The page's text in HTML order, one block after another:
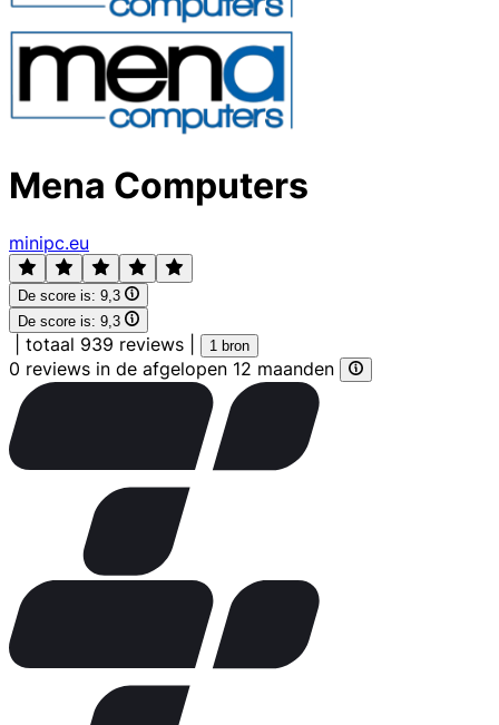
Mena Computers
minipc.eu
De score is: 9,3
De score is: 9,3
totaal 939 reviews 1 bron
0 reviews in de afgelopen 12 maanden